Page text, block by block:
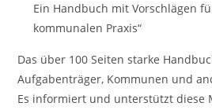
Ein Handbuch mit Vorschlägen
kommunalen Praxis“
Das über 100 Seiten starke
Aufgabenträger, Kommunen und
Es informiert und unterstützt diese